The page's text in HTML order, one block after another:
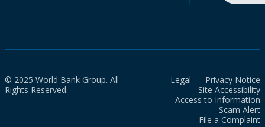
© 2025 World Bank Group. All
Rights Reserved.
Legal
Privacy Notice
Site Accessibility
Access to Information
Scam Alert
File a Complaint